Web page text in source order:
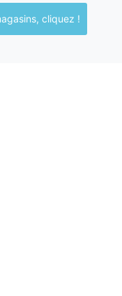
Pour vérifier le stock en magasins, cliquez !